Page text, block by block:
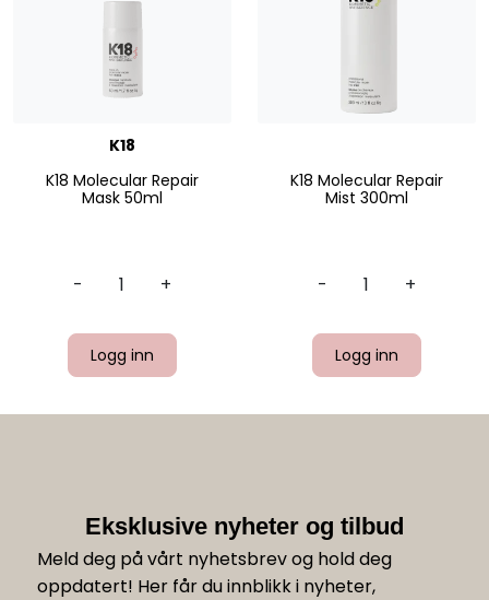
K18
K18 Molecular Repair
Mask 50ml
- +
Logg inn
K18 Molecular Repair
Mist 300ml
- +
Logg inn
Eksklusive nyheter og tilbud
Meld deg på vårt nyhetsbrev og hold deg
oppdatert! Her får du innblikk i nyheter,